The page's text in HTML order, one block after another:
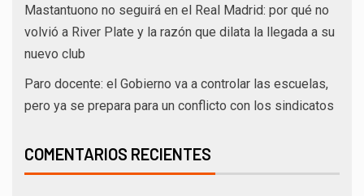
Mastantuono no seguirá en el Real Madrid: por qué no
volvió a River Plate y la razón que dilata la llegada a su
nuevo club
Paro docente: el Gobierno va a controlar las escuelas,
pero ya se prepara para un conflicto con los sindicatos
COMENTARIOS RECIENTES